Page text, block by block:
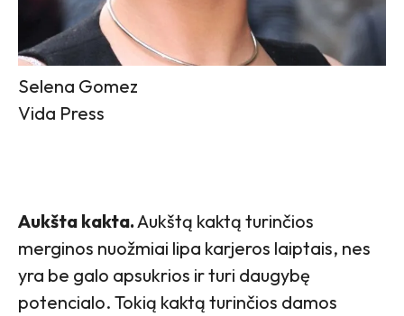
Selena Gomez
Vida Press
Aukšta kakta.Aukštą kaktą turinčios
merginos nuožmiai lipa karjeros laiptais, nes
yra be galo apsukrios ir turi daugybę
potencialo. Tokią kaktą turinčios damos